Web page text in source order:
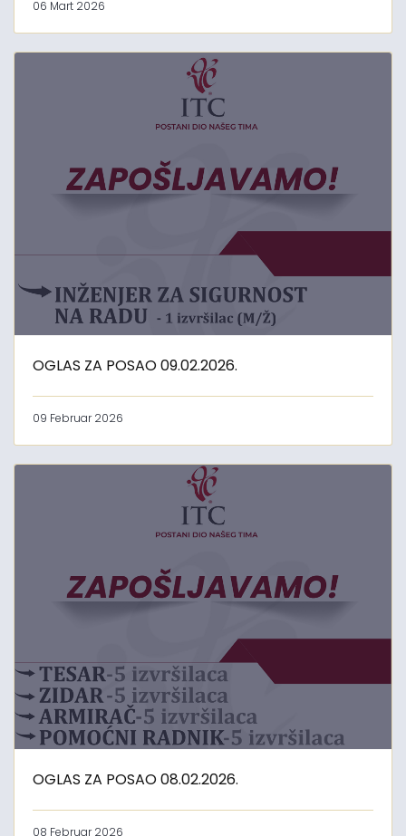
06 Mart 2026
OGLAS ZA POSAO 09.02.2026.
09 Februar 2026
OGLAS ZA POSAO 08.02.2026.
08 Februar 2026